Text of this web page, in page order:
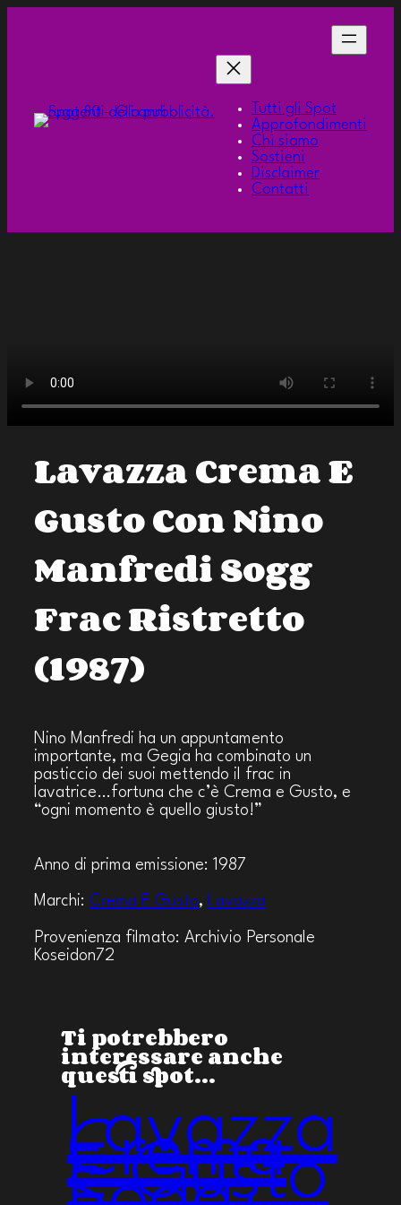
Tutti gli Spot
Approfondimenti
Chi siamo
Sostieni
Disclaimer
Contatti
Lavazza Crema E
Gusto Con Nino
Manfredi Sogg
Frac Ristretto
(1987)
Nino Manfredi ha un appuntamento
importante, ma Gegia ha combinato un
pasticcio dei suoi mettendo il frac in
lavatrice…fortuna che c’è Crema e Gusto, e
“ogni momento è quello giusto!”
Anno di prima emissione: 1987
Marchi: Crema E Gusto, Lavazza
Provenienza filmato: Archivio Personale
Koseidon72
Ti potrebbero
interessare anche
questi spot…
Lavazza
Crema
E Gusto